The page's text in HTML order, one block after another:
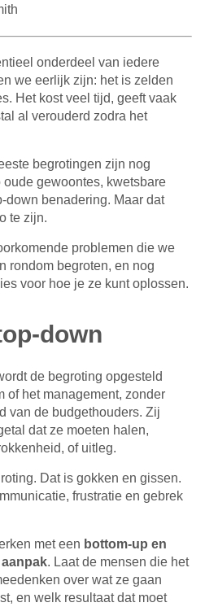
onderdeel van iedere
we eerlijk zijn: het is zelden
Het kost veel tijd, geeft vaak
al verouderd zodra het
begrotingen zijn nog
gewoontes, kwetsbare
down benadering. Maar dat
te zijn.
problemen die we
rondom begroten, en nog
voor hoe je ze kunt oplossen.
down
de begroting opgesteld
of het management, zonder
van de budgethouders. Zij
dat ze moeten halen,
of uitleg.
Dat is gokken en gissen.
frustratie en gebrek
met een bottom-up en
. Laat de mensen die het
over wat ze gaan
en welk resultaat dat moet